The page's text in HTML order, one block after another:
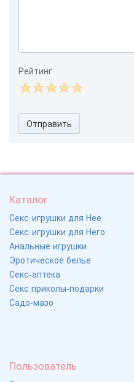
Рейтинг
Отправить
Каталог
Секс-игрушки для Нее
Секс-игрушки для Него
Анальные игрушки
Эротическое белье
Секс-аптека
Секс приколы-подарки
Садо-мазо
Пользователь